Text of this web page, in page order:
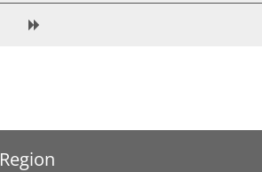
Region